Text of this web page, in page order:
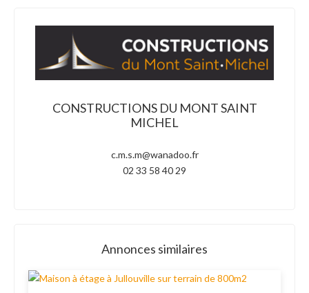
CONSTRUCTIONS DU MONT SAINT
MICHEL
c.m.s.m@wanadoo.fr
02 33 58 40 29
Annonces similaires